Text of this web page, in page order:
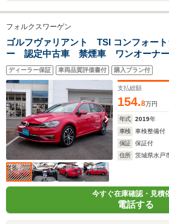
フォルクスワーゲン
ゴルフヴァリアント TSI コンフォート
ー 認定中古車 禁煙車 ワンオーナー
ディーラー保証 車両品質評価書付 購入プラン付
支払総額
154.8万円
年式 2019年
車検
車検整備付
保証
保証付
住所
茨城県水戸
今すぐ在庫確認・見積
電話する